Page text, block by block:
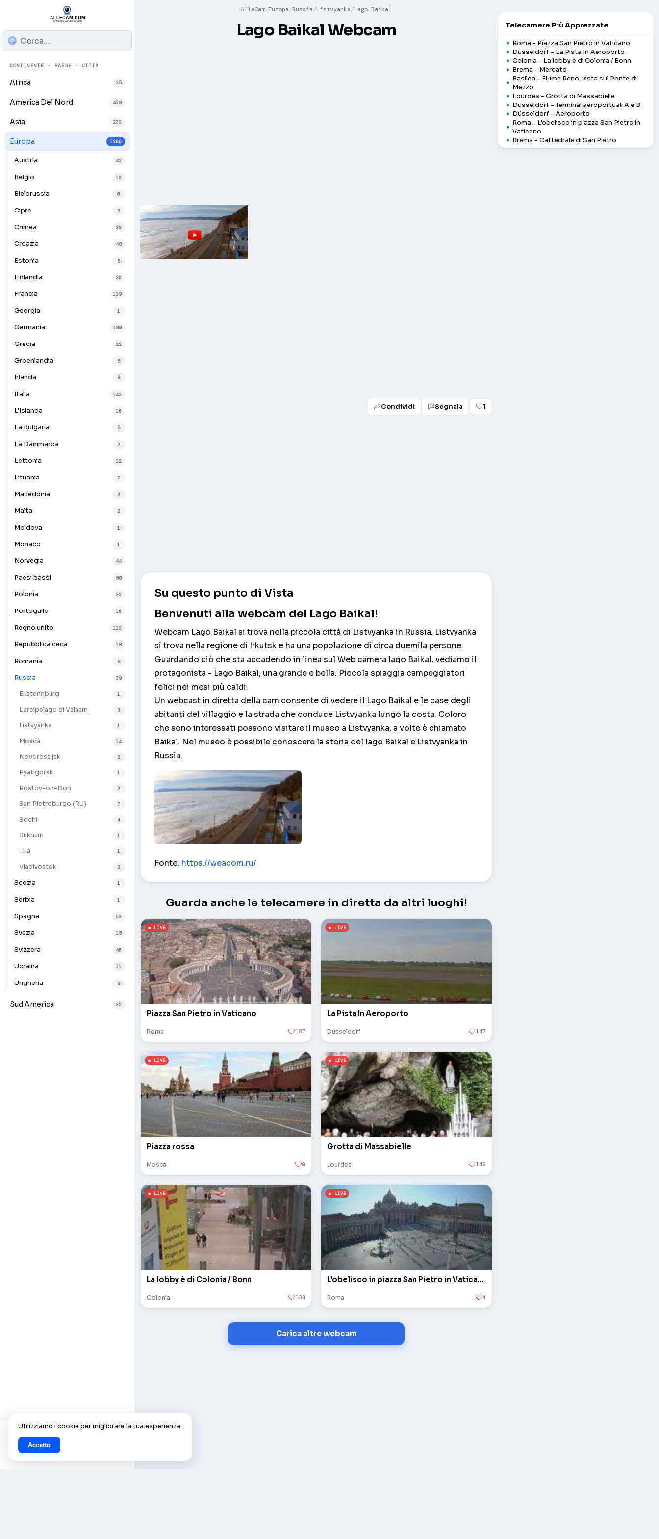
CONTINENTE · PAESE · CITTÀ
Africa 25
America Del Nord 428
Asia 233
Europa 1266
Austria 42
Belgio 10
Bielorussia 6
Cipro 2
Crimea 33
Croazia 48
Estonia 5
Finlandia 30
Francia 139
Georgia 1
Germania 189
Grecia 22
Groenlandia 5
Irlanda 9
Italia 143
L'Islanda 16
La Bulgaria 5
La Danimarca 2
Lettonia 12
Lituania 7
Macedonia 2
Malta 2
Moldova 1
Monaco 1
Norvegia 44
Paesi bassi 58
Polonia 32
Portogallo 16
Regno unito 113
Repubblica ceca 18
Romania 8
Russia 39
Ekaterinburg 1
L'arcipelago di Valaam 3
Listvyanka 1
Mosca 14
Novorossijsk 2
Pyatigorsk 1
Rostov-on-Don 2
San Pietroburgo (RU) 7
Sochi 4
Sukhum 1
Tula 1
Vladivostok 2
Scozia 1
Serbia 1
Spagna 63
Svezia 15
Svizzera 46
Ucraina 71
Ungheria 9
Sud America 32
AlleCam Europa Russia Listvyanka Lago Baikal
Lago Baikal Webcam
Condividi Segnala 1
Su questo punto di Vista
Benvenuti alla webcam del Lago Baikal!
Webcam Lago Baikal si trova nella piccola città di Listvyanka in Russia. Listvyanka
si trova nella regione di Irkutsk e ha una popolazione di circa duemila persone.
Guardando ciò che sta accadendo in linea sul Web camera lago Baikal, vediamo il
protagonista - Lago Baikal, una grande e bella. Piccola spiaggia campeggiatori
felici nei mesi più caldi.
Un webcast in diretta della cam consente di vedere il Lago Baikal e le case degli
abitanti del villaggio e la strada che conduce Listvyanka lungo la costa. Coloro
che sono interessati possono visitare il museo a Listvyanka, a volte è chiamato
Baikal. Nel museo è possibile conoscere la storia del lago Baikal e Listvyanka in
Russia.
Fonte: https://weacom.ru/
Guarda anche le telecamere in diretta da altri luoghi!
Piazza San Pietro in Vaticano
Roma 187
La Pista In Aeroporto
Düsseldorf 147
Piazza rossa
Mosca 0
Grotta di Massabielle
Lourdes 146
La lobby è di Colonia / Bonn
Colonia 138
L'obelisco in piazza San Pietro in Vaticano
Roma 4
Carica altre webcam
Telecamere Più Apprezzate
Roma - Piazza San Pietro in Vaticano
Düsseldorf - La Pista In Aeroporto
Colonia - La lobby è di Colonia / Bonn
Brema - Mercato
Basilea - Fiume Reno, vista sul Ponte di
Mezzo
Lourdes - Grotta di Massabielle
Düsseldorf - Terminal aeroportuali A e B
Düsseldorf - Aeroporto
Roma - L'obelisco in piazza San Pietro in
Vaticano
Brema - Cattedrale di San Pietro
Utilizziamo i cookie per migliorare la tua esperienza.
Accetto